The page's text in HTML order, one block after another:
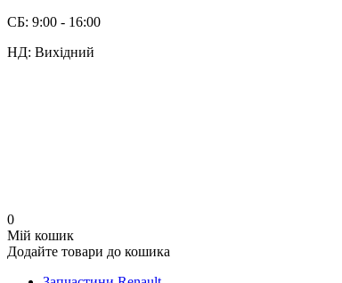
СБ: 9:00 - 16:00
НД: Вихідний
0
Мій кошик
Додайте товари до кошика